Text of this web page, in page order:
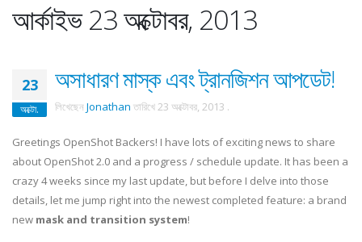
আর্কাইভ 23 অক্টোবর, 2013
23
অক্টো.
অসাধারণ মাস্ক এবং ট্রানজিশন আপডেট!
লিখেছেন Jonathan তারিখে23 অক্টোবর, 2013 .
Greetings OpenShot Backers! I have lots of exciting news to share
about OpenShot 2.0 and a progress / schedule update. It has been a
crazy 4 weeks since my last update, but before I delve into those
details, let me jump right into the newest completed feature: a brand
new mask and transition system!